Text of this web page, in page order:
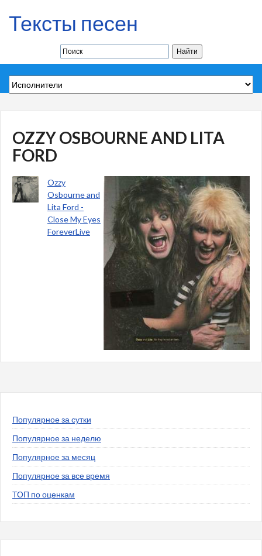
Тексты песен
OZZY OSBOURNE AND LITA
FORD
Ozzy
Osbourne and
Lita Ford -
Close My Eyes
ForeverLive
Популярное за сутки
Популярное за неделю
Популярное за месяц
Популярное за все время
ТОП по оценкам